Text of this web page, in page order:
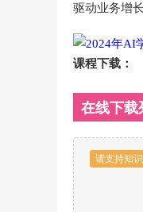
驱动业务增长
课程下载：
在线下载
请支持知